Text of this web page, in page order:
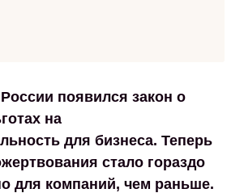
появился закон о
на
для бизнеса. Теперь
стало гораздо
для компаний, чем раньше.